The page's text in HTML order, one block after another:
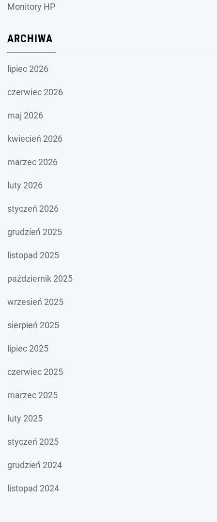
Monitory HP
ARCHIWA
lipiec 2026
czerwiec 2026
maj 2026
kwiecień 2026
marzec 2026
luty 2026
styczeń 2026
grudzień 2025
listopad 2025
październik 2025
wrzesień 2025
sierpień 2025
lipiec 2025
czerwiec 2025
marzec 2025
luty 2025
styczeń 2025
grudzień 2024
listopad 2024